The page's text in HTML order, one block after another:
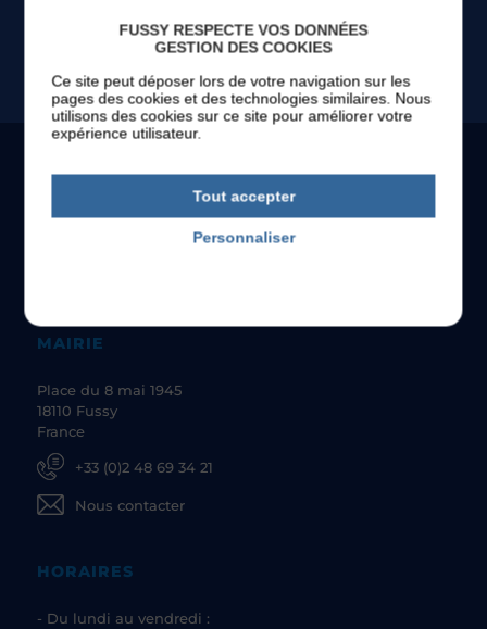
TOUS LES ÉVÉNEMENTS
MAIRIE
Place du 8 mai 1945
18110 Fussy
France
+33 (0)2 48 69 34 21
Nous contacter
HORAIRES
- Du lundi au vendredi :
FUSSY RESPECTE VOS DONNÉES
GESTION DES COOKIES
Ce site peut déposer lors de votre navigation sur les
pages des cookies et des technologies similaires. Nous
utilisons des cookies sur ce site pour améliorer votre
expérience utilisateur.
Tout accepter
Personnaliser